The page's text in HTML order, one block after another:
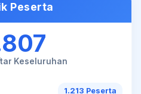
Peserta
Keseluruhan
1.213 Peserta